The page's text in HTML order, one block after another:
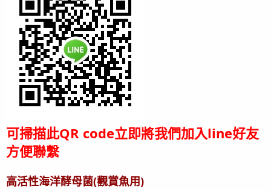
可掃描此QR code立即將我們加入line好友
方便聯繫
高活性海洋酵母菌(觀賞魚用)